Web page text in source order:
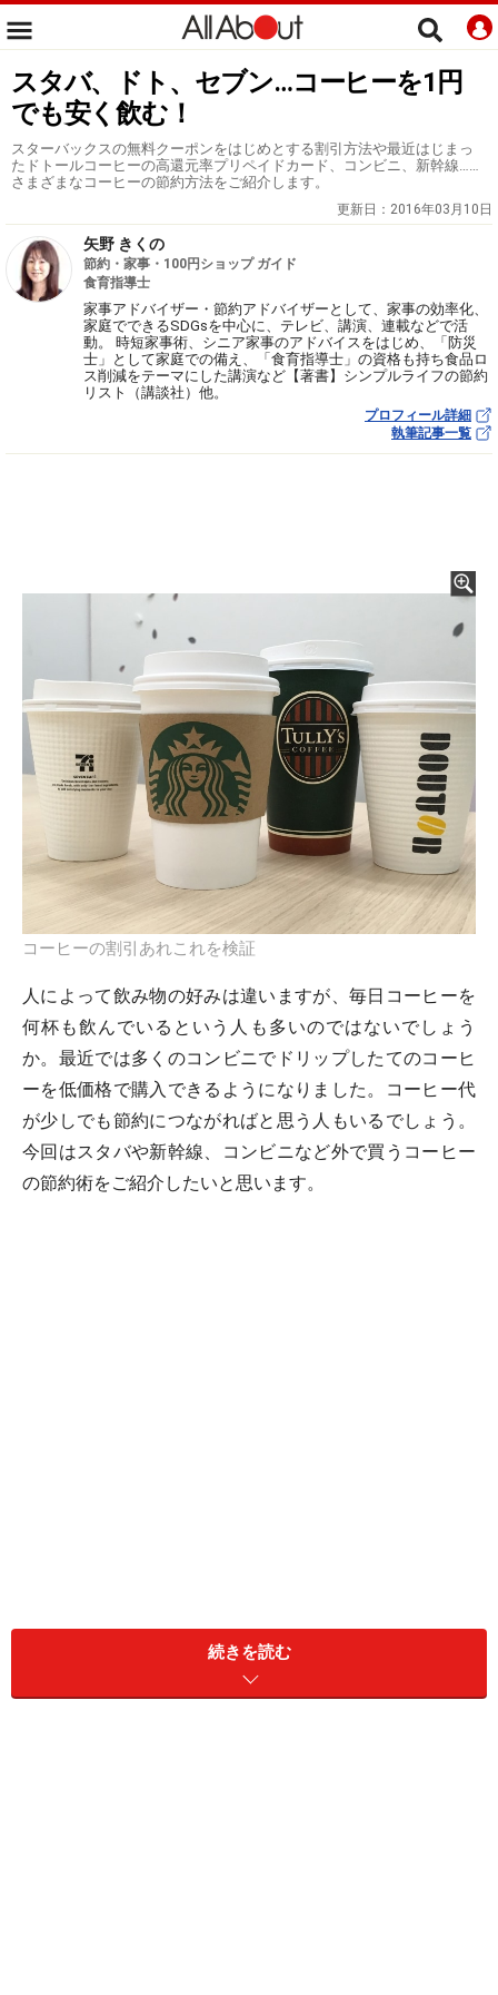
スタバ、ドト、セブン…コーヒーを1円
でも安く飲む！
スターバックスの無料クーポンをはじめとする割引方法や最近はじまっ
たドトールコーヒーの高還元率プリペイドカード、コンビニ、新幹線……
さまざまなコーヒーの節約方法をご紹介します。
更新日： 2016年03月10日
矢野 きくの
節約・家事・100円ショップ ガイド
食育指導士
家事アドバイザー・節約アドバイザーとして、家事の効率化、
家庭でできるSDGsを中心に、テレビ、講演、連載などで活
動。 時短家事術、シニア家事のアドバイスをはじめ、「防災
士」として家庭での備え、「食育指導士」の資格も持ち食品ロ
ス削減をテーマにした講演など【著書】シンプルライフの節約
リスト（講談社）他。
プロフィール詳細
執筆記事一覧
コーヒーの割引あれこれを検証
人によって飲み物の好みは違いますが、毎日コーヒーを
何杯も飲んでいるという人も多いのではないでしょう
か。最近では多くのコンビニでドリップしたてのコーヒ
ーを低価格で購入できるようになりました。コーヒー代
が少しでも節約につながればと思う人もいるでしょう。
今回はスタバや新幹線、コンビニなど外で買うコーヒー
の節約術をご紹介したいと思います。
さまざまな割引があるスターバックス
続きを読む